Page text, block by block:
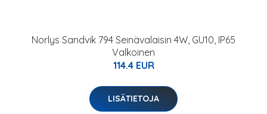
Norlys Sandvik 794 Seinävalaisin 4W, GU10, IP65
Valkoinen
114.4 EUR
LISÄTIETOJA